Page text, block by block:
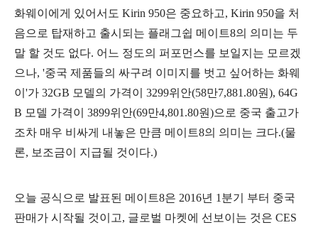
화웨이에게 있어서도 Kirin 950은 중요하고, Kirin 950을 처
음으로 탑재하고 출시되는 플래그쉽 메이트8의 의미는 두
말 할 것도 없다. 어느 정도의 퍼포먼스를 보일지는 모르겠
으나, '중국 제품들의 싸구려 이미지를 벗고 싶어하는 화웨
이'가 32GB 모델의 가격이 3299위안(58만7,881.80원), 64G
B 모델 가격이 3899위안(69만4,801.80원)으로 중국 출고가
조차 매우 비싸게 내놓은 만큼 메이트8의 의미는 크다.(물
론, 보조금이 지급될 것이다.)
오늘 공식으로 발표된 메이트8은 2016년 1분기 부터 중국
판매가 시작될 것이고, 글로벌 마켓에 선보이는 것은 CES